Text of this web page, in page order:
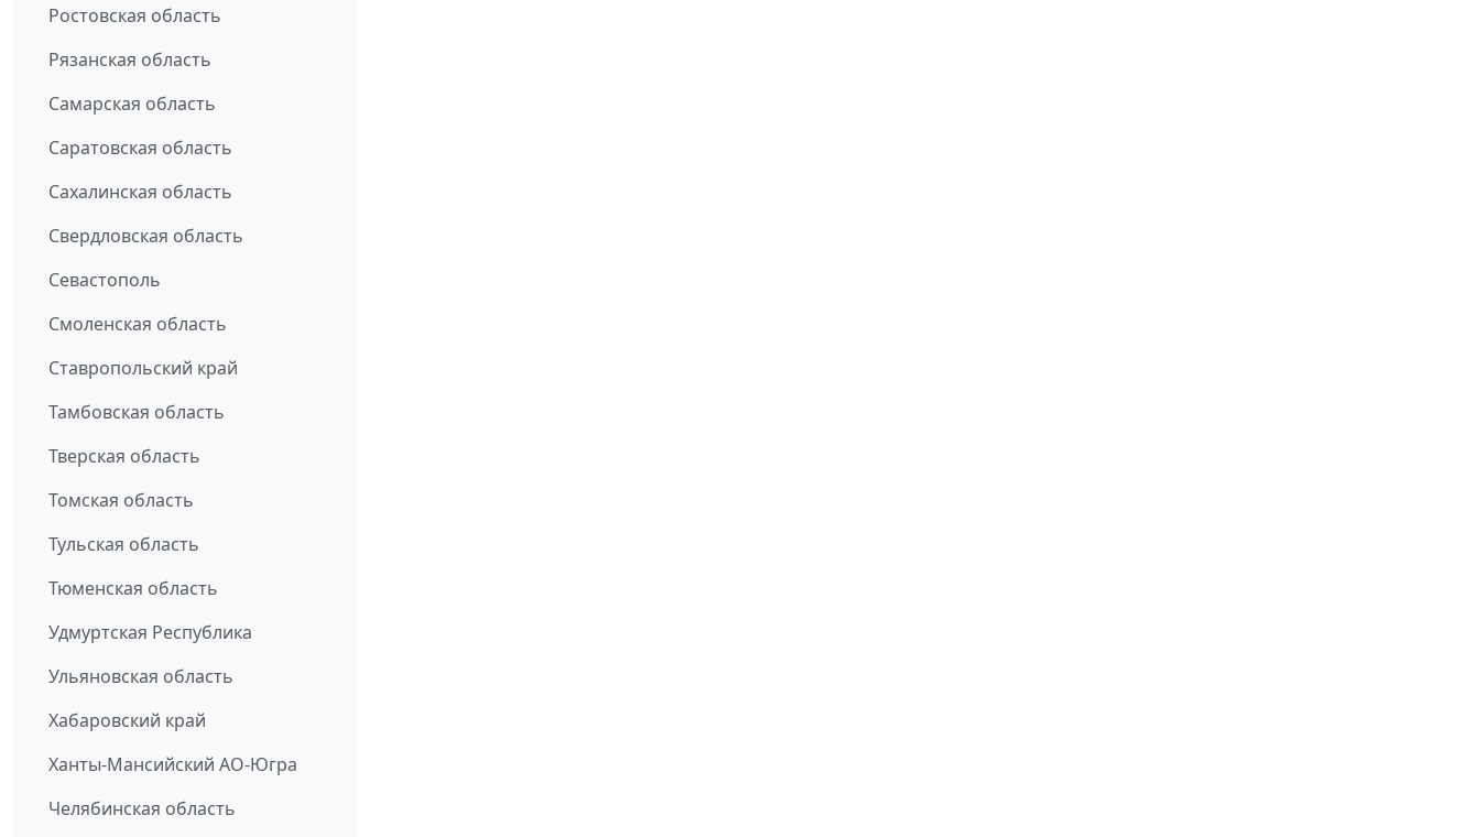
Ростовская область
Рязанская область
Самарская область
Саратовская область
Сахалинская область
Свердловская область
Севастополь
Смоленская область
Ставропольский край
Тамбовская область
Тверская область
Томская область
Тульская область
Тюменская область
Удмуртская Республика
Ульяновская область
Хабаровский край
Ханты-Мансийский АО-Югра
Челябинская область